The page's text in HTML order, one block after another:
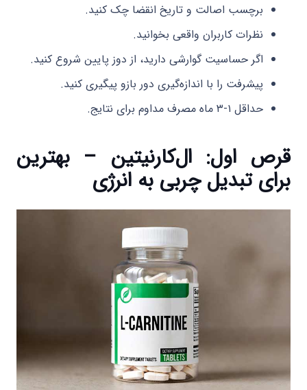
برچسب اصالت و تاریخ انقضا چک کنید.
نظرات کاربران واقعی بخوانید.
اگر حساسیت گوارشی دارید، از دوز پایین شروع کنید.
پیشرفت را با اندازه‌گیری دور بازو پیگیری کنید.
حداقل ۱-۳ ماه مصرف مداوم برای نتایج.
قرص اول: ال‌کارنیتین – بهترین
برای تبدیل چربی به انرژی